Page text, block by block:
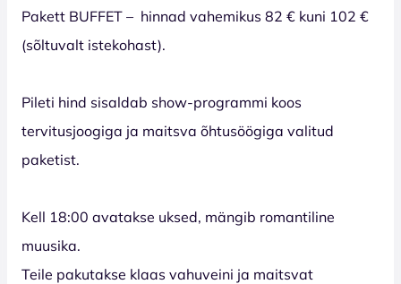
Pakett BUFFET – hinnad vahemikus 82 € kuni 102 €
(sõltuvalt istekohast).
Pileti hind sisaldab show-programmi koos
tervitusjoogiga ja maitsva õhtusöögiga valitud
paketist.
Kell 18:00 avatakse uksed, mängib romantiline
muusika.
Teile pakutakse klaas vahuveini ja maitsvat